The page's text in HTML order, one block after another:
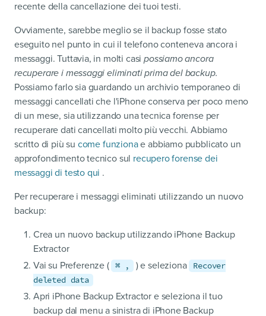
recente della cancellazione dei tuoi testi.
Ovviamente, sarebbe meglio se il backup fosse stato
eseguito nel punto in cui il telefono conteneva ancora i
messaggi. Tuttavia, in molti casipossiamo ancora
recuperare i messaggi eliminati prima del backup.
Possiamo farlo sia guardando un archivio temporaneo di
messaggi cancellati che l'iPhone conserva per poco meno
di un mese, sia utilizzando una tecnica forense per
recuperare dati cancellati molto più vecchi. Abbiamo
scritto di più su come funzionae abbiamo pubblicato un
approfondimento tecnico sul recupero forense dei
messaggi di testo qui .
Per recuperare i messaggi eliminati utilizzando un nuovo
backup:
Crea un nuovo backup utilizzando iPhone Backup
Extractor
Vai su Preferenze ( ⌘ , ) e seleziona
Recover
deleted data
Apri iPhone Backup Extractor e seleziona il tuo
backup dal menu a sinistra di iPhone Backup